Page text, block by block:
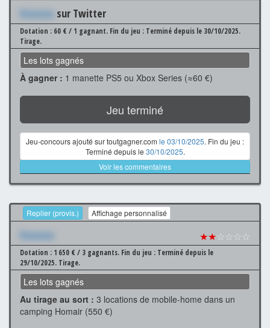
Xxxxxxx sur Twitter
Dotation : 60 € / 1 gagnant. Fin du jeu : Terminé depuis le 30/10/2025.
Tirage.
Les lots gagnés
À gagner : 1 manette PS5 ou Xbox Series (≈60 €)
Jeu terminé
Jeu-concours ajouté sur toutgagner.com le 03/10/2025. Fin du jeu :
Terminé depuis le 30/10/2025.
Voir les commentaires
Replier (provis.) Affichage personnalisé
Xxxxxxx ★★☆☆☆☆
Dotation : 1 650 € / 3 gagnants. Fin du jeu : Terminé depuis le
29/10/2025. Tirage.
Les lots gagnés
Au tirage au sort : 3 locations de mobile-home dans un
camping Homair (550 €)